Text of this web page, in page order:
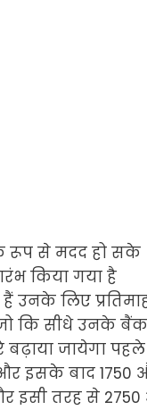
रूप से मदद हो सके
किया गया है
उनके लिए
जो कि सीधे उनके बैंक
बढ़ाया जायेगा पहले
इसके बाद 1750
इसी तरह से